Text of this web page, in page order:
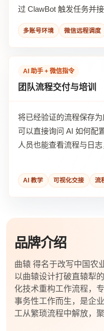
过 ClawBot 触发任务并
多账号环境 微信远程调度
AI 助手 + 微信指令
团队流程交付与培训
将已经验证的流程保存
可以直接询问 AI 如何配
人员也能查看流程与日
AI 教学 可视化交接 流
品牌介绍
曲辕 得名于改写中国
以曲辕设计打破直辕犁
化技术重构工作流程，
事务性工作而生，是企
工从繁琐流程中解放，